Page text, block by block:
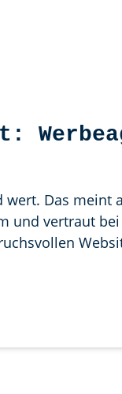
wert. Das meint
und vertraut